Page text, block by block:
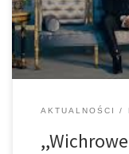
ekranu. To
AKTUALNOŚCI